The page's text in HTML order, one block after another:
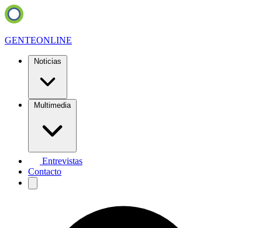
GENTEONLINE
Noticias
Multimedia
Entrevistas
Contacto